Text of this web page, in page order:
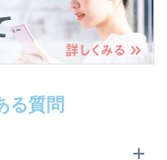
る質問